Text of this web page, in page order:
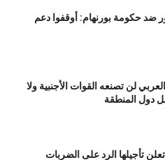
ضد حكومة بورنهام: أوقفوا دعم
لن تصنعه القوات الأجنبية ولا
بل دول المنطقة
تعلن تأجيلها الرد على الضربات